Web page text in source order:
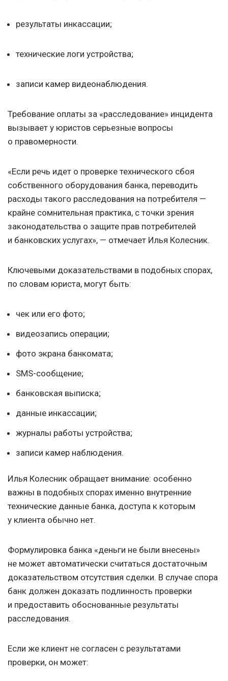
результаты инкассации;
технические логи устройства;
записи камер видеонаблюдения.
Требование оплаты за «расследование» инцидента
вызывает у юристов серьезные вопросы
о правомерности.
«Если речь идет о проверке технического сбоя
собственного оборудования банка, переводить
расходы такого расследования на потребителя —
крайне сомнительная практика, с точки зрения
законодательства о защите прав потребителей
и банковских услугах», — отмечает Илья Колесник.
Ключевыми доказательствами в подобных спорах,
по словам юриста, могут быть:
чек или его фото;
видеозапись операции;
фото экрана банкомата;
SMS-сообщение;
банковская выписка;
данные инкассации;
журналы работы устройства;
записи камер наблюдения.
Илья Колесник обращает внимание: особенно
важны в подобных спорах именно внутренние
технические данные банка, доступа к которым
у клиента обычно нет.
Формулировка банка «деньги не были внесены»
не может автоматически считаться достаточным
доказательством отсутствия сделки. В случае спора
банк должен доказать подлинность проверки
и предоставить обоснованные результаты
расследования.
Если же клиент не согласен с результатами
проверки, он может: